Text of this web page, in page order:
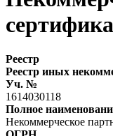
Реестр
Реестр иных
Уч. №
1614030118
Полное
Некоммерческое